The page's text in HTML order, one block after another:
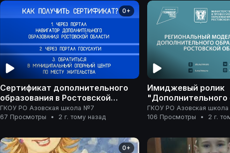
0+
Сертификат дополнительного
образования в Ростовской
области - Ролик - инструкция
ССДО
ГКОУ РО Азовская школа №7
67 Просмотры
• 2 г. тому назад
Имиджевый ролик
"Дополнительного
в Ростовской
ГКОУ РО Азовская
106 Просмотры
• 2 г.
0+